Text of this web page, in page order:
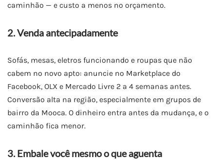
caminhão — e custo a menos no orçamento.
2. Venda antecipadamente
Sofás, mesas, eletros funcionando e roupas que não
cabem no novo apto: anuncie no Marketplace do
Facebook, OLX e Mercado Livre 2 a 4 semanas antes.
Conversão alta na região, especialmente em grupos de
bairro da Mooca. O dinheiro entra antes da mudança, e o
caminhão fica menor.
3. Embale você mesmo o que aguenta